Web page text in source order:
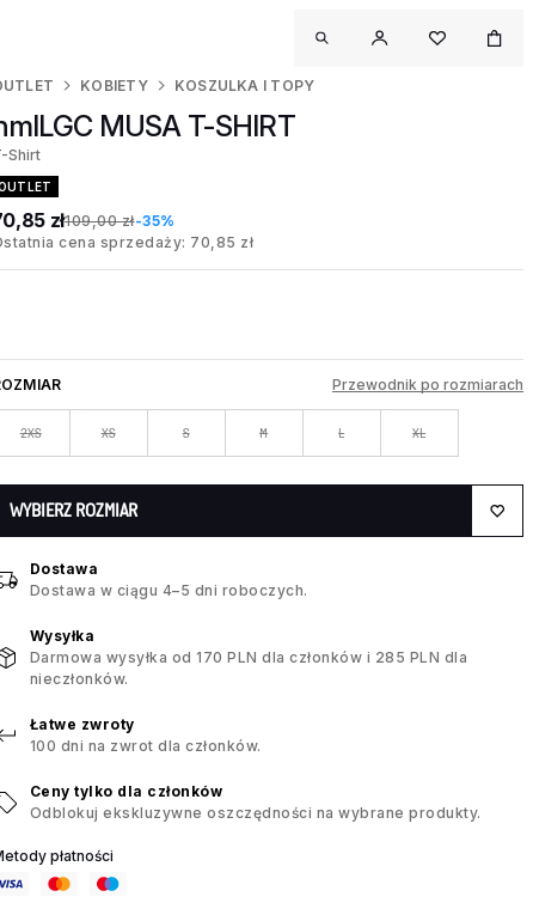
KOBIETY KOSZULKA I TOPY
MUSA T-SHIRT
Shirt
zł109,00 zł-35%
cena sprzedaży: 70,85 zł
Przewodnik po rozmiarach
2XS XS S M L XL
WYBIERZ ROZMIAR
Dostawa
Dostawa w ciągu 4–5 dni roboczych.
Wysyłka
Darmowa wysyłka od 170 PLN dla członków i 285 PLN dla
nieczłonków.
Łatwe zwroty
100 dni na zwrot dla członków.
Ceny tylko dla członków
Odblokuj ekskluzywne oszczędności na wybrane produkty.
płatności